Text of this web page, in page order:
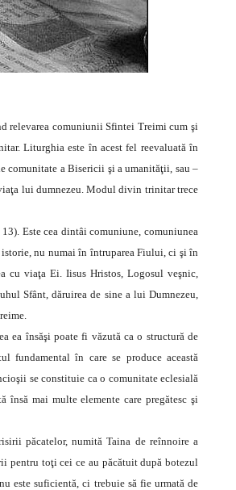
relevarea comuniunii Sfintei Treimi cum şi
Liturghia este în acest fel reevaluată în
comunitate a Bisericii şi a umanităţii, sau –
lui dumnezeu. Modul divin trinitar trece
Este cea dintâi comuniune, comuniunea
nu numai în întruparea Fiului, ci şi în
cu viaţa Ei. Iisus Hristos, Logosul veşnic,
Sfânt, dăruirea de sine a lui Dumnezeu,
ea însăşi poate fi văzută ca o structură de
fundamental în care se produce această
se constituie ca o comunitate eclesială
mai multe elemente care pregătesc şi
păcatelor, numită Taina de reînnoire a
pentru toţi cei ce au păcătuit după botezul
este suficientă, ci trebuie să fie urmată de